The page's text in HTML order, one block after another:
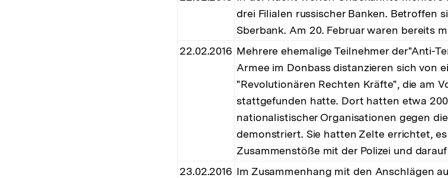
drei Filialen russischer Banken. Betroffen
Sberbank. Am 20. Februar waren bereits
22.02.2016 Mehrere ehemalige Teilnehmer der"Anti-
Armee im Donbass distanzieren sich von
"Revolutionären Rechten Kräfte", die am
stattgefunden hatte. Dort hatten etwa
nationalistischer Organisationen gegen
demonstriert. Sie hatten Zelte errichtet,
Zusammenstöße mit der Polizei und
23.02.2016 Im Zusammenhang mit den Anschlägen